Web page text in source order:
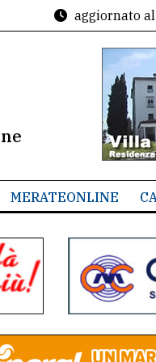
aggiornato al
MERATEONLINE